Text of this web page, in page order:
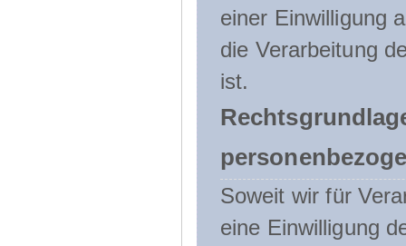
einer Einwilligung
die Verarbeitung
ist.
Soweit wir für
eine Einwilligung